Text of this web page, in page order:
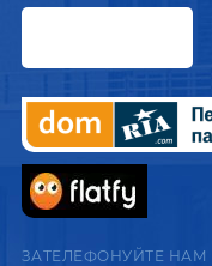
ЗАТЕЛЕФОНУЙТЕ НАМ